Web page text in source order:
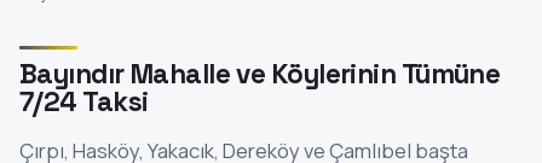
Bayındır Mahalle ve Köylerinin Tümüne
7/24 Taksi
Çırpı, Hasköy, Yakacık, Dereköy ve Çamlıbel başta